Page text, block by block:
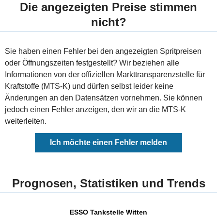
Die angezeigten Preise stimmen
nicht?
Sie haben einen Fehler bei den angezeigten Spritpreisen
oder Öffnungszeiten festgestellt? Wir beziehen alle
Informationen von der offiziellen Markttransparenzstelle für
Kraftstoffe (MTS-K) und dürfen selbst leider keine
Änderungen an den Datensätzen vornehmen. Sie können
jedoch einen Fehler anzeigen, den wir an die MTS-K
weiterleiten.
Ich möchte einen Fehler melden
Prognosen, Statistiken und Trends
ESSO Tankstelle Witten